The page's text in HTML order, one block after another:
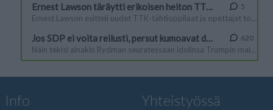
Info Yhteistyössä